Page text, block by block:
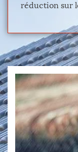
réduction sur